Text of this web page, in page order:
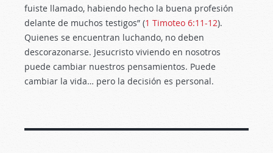
fuiste llamado, habiendo hecho la buena profesión
delante de muchos testigos” (1 Timoteo 6:11-12).
Quienes se encuentran luchando, no deben
descorazonarse. Jesucristo viviendo en nosotros
puede cambiar nuestros pensamientos. Puede
cambiar la vida… pero la decisión es personal.